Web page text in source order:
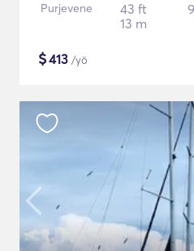
Purjevene
43 ft
13 m
9
$413 /yö